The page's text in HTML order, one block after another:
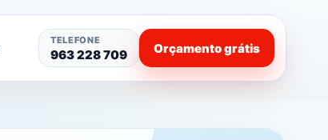
TELEFONE
963 228 709 Orçamento grátis